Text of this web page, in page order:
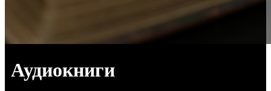
Аудиокниги